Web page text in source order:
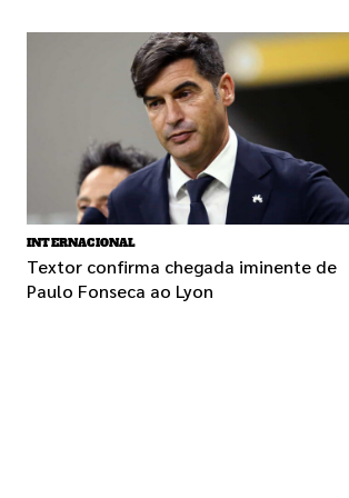
INTERNACIONAL
Textor confirma chegada iminente de
Paulo Fonseca ao Lyon